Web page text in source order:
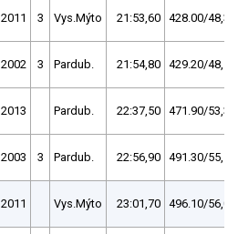
2011 3 Vys.Mýto 21:53,60 428.00/48,3
2002 3 Pardub. 21:54,80 429.20/48,5
2013 Pardub. 22:37,50 471.90/53,3
2003 3 Pardub. 22:56,90 491.30/55,5
2011 Vys.Mýto 23:01,70 496.10/56,0